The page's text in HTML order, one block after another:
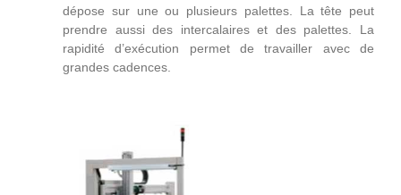
dépose sur une ou plusieurs palettes. La tête peut
prendre aussi des intercalaires et des palettes. La
rapidité d’exécution permet de travailler avec de
grandes cadences.